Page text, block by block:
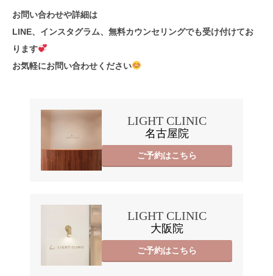
お問い合わせや詳細は
LINE、インスタグラム、無料カウンセリングでも受け付けてお
ります
お気軽にお問い合わせください
LIGHT CLINIC
名古屋院
ご予約はこちら
LIGHT CLINIC
大阪院
ご予約はこちら